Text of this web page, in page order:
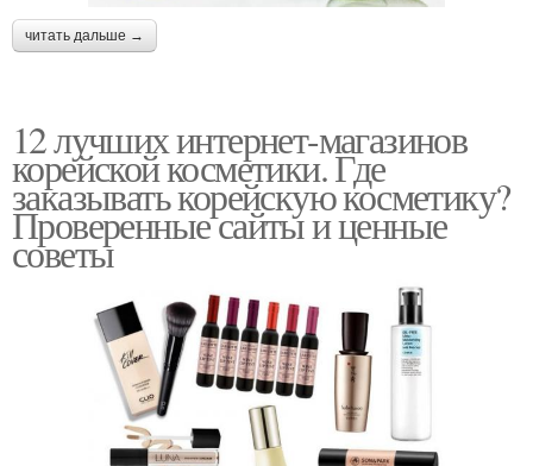
читать дальше →
12 лучших интернет-магазинов
корейской косметики. Где
заказывать корейскую косметику?
Проверенные сайты и ценные
советы